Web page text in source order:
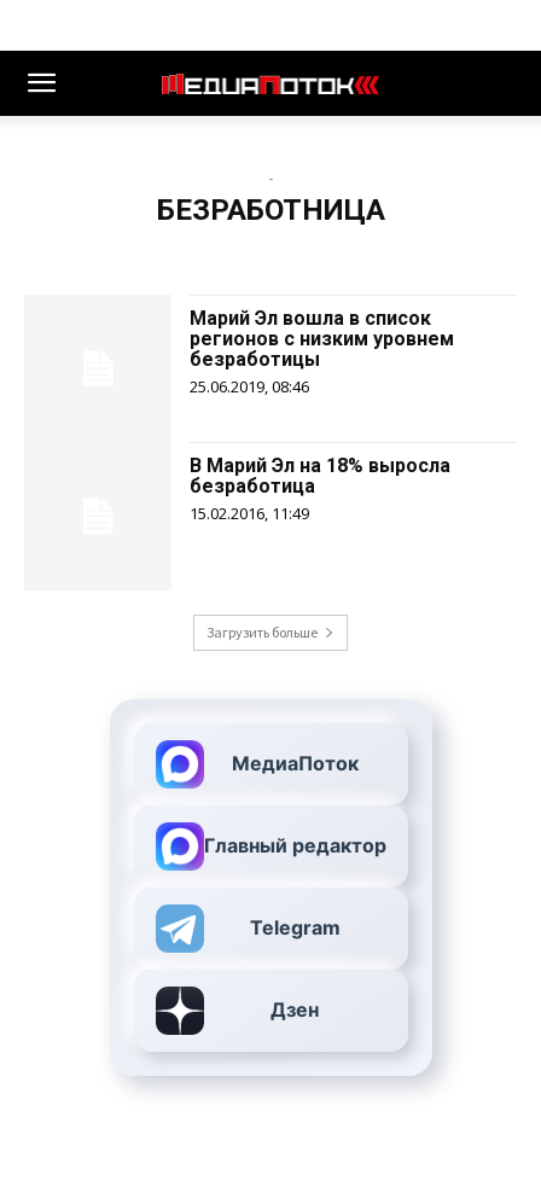
-
БЕЗРАБОТНИЦА
Марий Эл вошла в список
регионов с низким уровнем
безработицы
25.06.2019, 08:46
В Марий Эл на 18% выросла
безработица
15.02.2016, 11:49
Загрузить больше
МедиаПоток
Главный редактор
Telegram
Дзен